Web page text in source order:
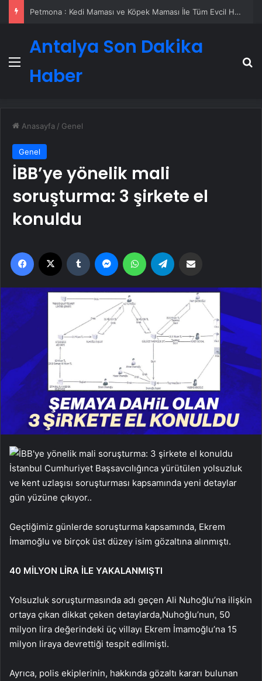
Petmona : Kedi Maması ve Köpek Maması İle Tüm Evcil Hayvan Ürünleri
Menü
Antalya Son Dakika
Haber
Anasayfa / Genel
Genel
İBB’ye yönelik mali
soruşturma: 3 şirkete el
konuldu
Facebook Tumblr MessengerWhatsApp
İstanbul Cumhuriyet Başsavcılığınca yürütülen yolsuzluk
ve kent uzlaşısı soruşturması kapsamında yeni detaylar
gün yüzüne çıkıyor..
Geçtiğimiz günlerde soruşturma kapsamında, Ekrem
İmamoğlu ve birçok üst düzey isim gözaltına alınmıştı.
40 MİLYON LİRA İLE YAKALANMIŞTI
Yolsuzluk soruşturmasında adı geçen Ali Nuhoğlu’na ilişkin
ortaya çıkan dikkat çeken detaylarda,Nuhoğlu’nun, 50
milyon lira değerindeki üç villayı Ekrem İmamoğlu’na 15
milyon liraya devrettiği tespit edilmişti.
Ayrıca, polis ekiplerinin, hakkında gözaltı kararı bulunan